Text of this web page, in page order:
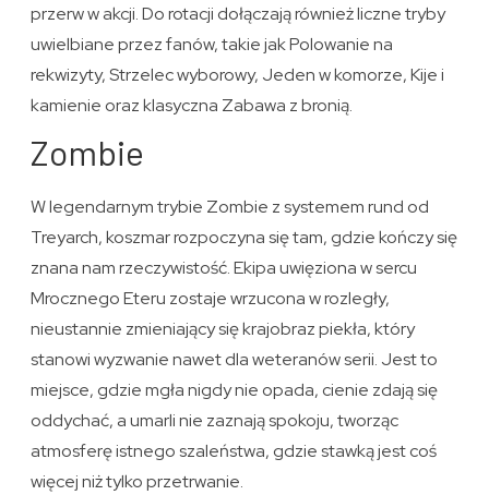
przerw w akcji. Do rotacji dołączają również liczne tryby
uwielbiane przez fanów, takie jak Polowanie na
rekwizyty, Strzelec wyborowy, Jeden w komorze, Kije i
kamienie oraz klasyczna Zabawa z bronią.
Zombie
W legendarnym trybie Zombie z systemem rund od
Treyarch, koszmar rozpoczyna się tam, gdzie kończy się
znana nam rzeczywistość. Ekipa uwięziona w sercu
Mrocznego Eteru zostaje wrzucona w rozległy,
nieustannie zmieniający się krajobraz piekła, który
stanowi wyzwanie nawet dla weteranów serii. Jest to
miejsce, gdzie mgła nigdy nie opada, cienie zdają się
oddychać, a umarli nie zaznają spokoju, tworząc
atmosferę istnego szaleństwa, gdzie stawką jest coś
więcej niż tylko przetrwanie.